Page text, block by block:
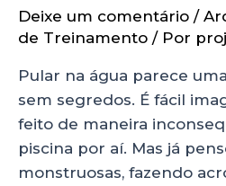
Deixe um comentário /
de Treinamento / Por
Pular na água parece
sem segredos. É fácil
feito de maneira
piscina por aí. Mas já
monstruosas, fazendo